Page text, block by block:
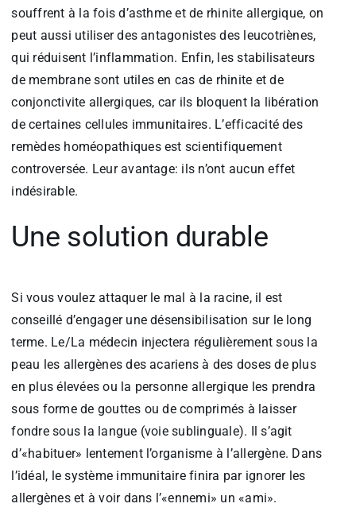
souffrent à la fois d’asthme et de rhinite allergique, on
peut aussi utiliser des antagonistes des leucotriènes,
qui réduisent l’inflammation. Enfin, les stabilisateurs
de membrane sont utiles en cas de rhinite et de
conjonctivite allergiques, car ils bloquent la libération
de certaines cellules immunitaires. L’efficacité des
remèdes homéopathiques est scientifiquement
controversée. Leur avantage: ils n’ont aucun effet
indésirable.
Une solution durable
Si vous voulez attaquer le mal à la racine, il est
conseillé d’engager une désensibilisation sur le long
terme. Le/La médecin injectera régulièrement sous la
peau les allergènes des acariens à des doses de plus
en plus élevées ou la personne allergique les prendra
sous forme de gouttes ou de comprimés à laisser
fondre sous la langue (voie sublinguale). Il s’agit
d’«habituer» lentement l’organisme à l’allergène. Dans
l’idéal, le système immunitaire finira par ignorer les
allergènes et à voir dans l’«ennemi» un «ami».